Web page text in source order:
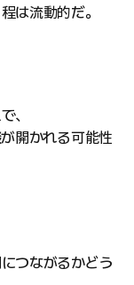
は流動的だ。
、
開かれる可能性
つながるかどう